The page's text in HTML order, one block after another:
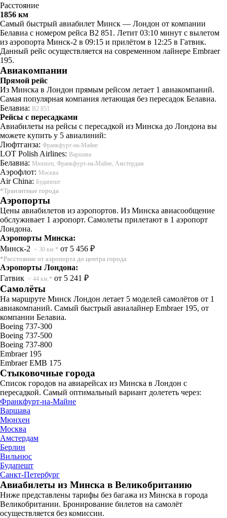
Расстояние
1856 км
Самый быстрый авиабилет Минск — Лондон от компании
Белавиа с номером рейса B2 851. Летит 03:10 минут с вылетом
из аэропорта Минск-2 в 09:15 и прилётом в 12:25 в Гатвик.
Данный рейс осуществляется на современном лайнере Embraer
195.
Авиакомпании
Прямой рейс
Из Минска в Лондон прямым рейсом летает 1 авиакомпаний.
Самая популярная компания летающая без пересадок Белавиа.
Белавиа: B2 851
Рейсы с пересадками
Авиабилеты на рейсы с пересадкой из Минска до Лондона вы
можете купить у 5 авиалиний:
Люфтганза: Франкфурт-на-Майне
LOT Polish Airlines: Варшава
Белавиа: Мюнхен, Франкфурт-на-Майне, Амстердам
Аэрофлот: Москва
Air China: Будапешт
*Транзитные города
Аэропорты
Цены авиабилетов из аэропортов. Из Минска авиасообщение
обслуживает 1 аэропорт. Самолеты прилетают в 1 аэропорт
Лондона.
Аэропорты Минска:
Минск-2 ~ 30 км.* от 5 456 ₽
*Расстояние от аэропорта до центра города
Аэропорты Лондона:
Гатвик ~ 44 км.* от 5 241 ₽
Самолёты
На маршруте Минск Лондон летает 5 моделей самолётов от 1
авиакомпаний. Самый быстрый авиалайнер Embraer 195, от
компании Белавиа.
Boeing 737-300
Boeing 737-500
Boeing 737-800
Embraer 195
Embraer EMB 175
Стыковочные города
Список городов на авиарейсах из Минска в Лондон с
пересадкой. Самый оптимальный вариант долететь через:
Франкфурт-на-Майне
Варшава
Мюнхен
Москва
Амстердам
Берлин
Вильнюс
Будапешт
Санкт-Петербург
Авиабилеты из Минска в Великобританию
Ниже представлены тарифы без багажа из Минска в города
Великобритании. Бронирование билетов на самолёт
осуществляется без комиссии.